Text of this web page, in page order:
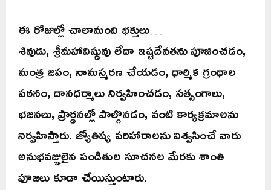
ఈ రోజుల్లో చాలామంది భక్తులు…
శివుడు, శ్రీమహావిష్ణువు లేదా ఇష్టదేవతను పూజించడం,
మంత్ర జపం, నామస్మరణ చేయడం, ధార్మిక గ్రంథాల
పఠనం, దానధర్మాలు నిర్వహించడం, సత్సంగాలు,
భజనలు, ప్రార్థనల్లో పాల్గొనడం, వంటి కార్యక్రమాలను
నిర్వహిస్తారు. జ్యోతిష్య పరిహారాలను విశ్వసించే వారు
అనుభవజ్ఞులైన పండితుల సూచనల మేరకు శాంతి
పూజలు కూడా చేయిస్తుంటారు.